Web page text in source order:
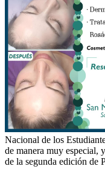
Nacional de los
de manera muy especial,
de la segunda edición de